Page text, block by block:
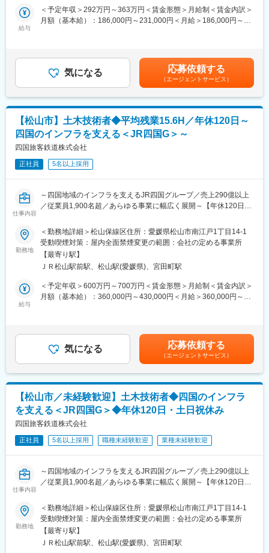
■当社の特徴：
・株式会社住友倉庫の全額出資会社であり、総合物流業として、
・港湾運送業や国際総合物流、通関業、倉庫業など多岐にわたる
物流サービスを提供しています。
・従業員数は約60名で、住友重機械工業やパナソニックヘルスケ
・新居浜市を中心に松山、大阪にも営業所を展開し、四国全域の
物流ニーズに対応しています。
・高度なノウハウと豊富な経験を活かし、最適な物流ソリューシ
ョンを提供し続け、社会に貢献することを使命に今後も顧客満足
度の向上を目指してまいります。
変更の範囲：会社の定める業務
これまでのご経験を基にお任せする業務を決定しますが、具体的
な業務内容としては以下を想定しております。
要に応じて以下業務もお任せする可能性がございます。
・総務業務
将来的には、それら全般の業務から、
・社内の人員計画
・予算の作成
・福利厚生の立ち上げ
など全社的な企画系の業務（上流）をお任せいたします。
同じ業務をルーティーンでこなすよりも、今のうちに幅広い管理
系の知見を身につけ、ゆくゆくは制度設計や管理部門の上流から
業務をこなし、組織に貢献していきたい方にお勧めです！
配属予定の部署では現在5名の方が在籍しております。
今回ご入社いただく方を含め、６名での組織を予定しておりま
す。
総務部での配属となり、総務課の課長及びスタッフ、人事労務課
す。
環として行政やトラック協会主催のセミナーにもご参加頂きます
ので、安心して業務を習得頂く事が可能な環境となります。
■同社の特長：
創業70年を迎える同社は、四国エリアを中心とした大手企業の物
流を担う重要な役割を担っています。自社保有のトラックでの輸
送業務以外にも、自社倉庫でお客様毎・製品毎であらゆるニーズ
をくみ取り、最適な管理体制を実施しております。また物流業界
の2024年問題についても、コンプライアンスを遵守した経営を徹
底しており、長期就業いただくことが可能です。
給与
＜予定年収＞292万円～363万円＜賃金形態＞月給制＜賃金内訳＞
月額（基本給）：186,000円～231,000円＜月給＞186,000円～
気になる 応募依頼する
（エージェントサービス）
【松山市】土木技術者◆平均残業15.6H／年休120日～
四国のインフラを支える＜JR四国G＞～
四国旅客鉄道株式会社
正社員 5名以上採用
仕事内容
～四国地域のインフラを支えるJR四国グループ／売上290億以上
／従業員1,900名超／あらゆる事業に幅広く展開～【年休120日・
■業務内容：
・現場技術部門である保線区に配属となり、線路設備や土木構造
物の検査・保守メンテナンス・施工監理業務をお任せします。
・ゆくゆくは本社の保線課や工事課といった計画部門、土木技術
センターの技術者として活躍して頂く可能性もあります。
・軌道・土木工事の発注、施工監理業務（施工会社の監理）
＜計画部門（保線課、工事課）＞
・線路設備、土木構造物の維持管理や設備更新に関する計画策定
＜土木技術センター＞
・本四予讃線（瀬戸大橋）の橋体設備管理
・工事積算
・橋りょう、トンネル個別検査 など
■当社の特徴：
鉄道事業を中心にグループ全社を挙げ、四国地域の活性化や観光
振興による交流人口の拡大に積極的に取り組み、地域社会に信頼
され親しまれる企業を目指しています。
将来にわたって四国の鉄道ネットワークを維持することや、四国
域社会から一層の理解を得られるよう取り組んでいます。
■当社の魅力ポイント：
《1》四国の未来を支える
勤務地
＜勤務地詳細＞松山保線区住所：愛媛県松山市南江戸1丁目14-1
受動喫煙対策：屋内全面禁煙変更の範囲：会社の定める事業所
【最寄り駅】
ＪＲ松山駅前駅、松山駅(愛媛県)、宮田町駅
給与
＜予定年収＞600万円～700万円＜賃金形態＞月給制＜賃金内訳＞
月額（基本給）：360,000円～430,000円＜月給＞360,000円～
の金額であり、選考を通じて上下する可能性があります。月給(月
額)は固定手当を含めた表記です。
気になる 応募依頼する
（エージェントサービス）
【松山市／未経験歓迎】土木技術者◆四国のインフラ
を支える＜JR四国G＞◆年休120日・土日祝休み
四国旅客鉄道株式会社
正社員 5名以上採用 職種未経験歓迎 業種未経験歓迎
仕事内容
～四国地域のインフラを支えるJR四国グループ／売上290億以上
／従業員1,900名超／あらゆる事業に幅広く展開～【年休120日・
■業務内容：
・現場技術部門である保線区に配属となり、線路設備や土木構造
物の検査・保守メンテナンス・施工監理業務をお任せします。
・ゆくゆくは本社の保線課や工事課といった計画部門、土木技術
勤務地
＜勤務地詳細＞松山保線区住所：愛媛県松山市南江戸1丁目14-1
受動喫煙対策：屋内全面禁煙変更の範囲：会社の定める事業所
【最寄り駅】
ＪＲ松山駅前駅、松山駅(愛媛県)、宮田町駅